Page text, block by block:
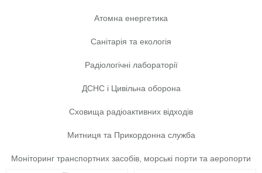
Атомна енергетика
Санітарія та екологія
Радіологічні лабораторії
ДСНС і Цивільна оборона
Сховища радіоактивних відходів
Митниця та Прикордонна служба
Моніторинг транспортних засобів, морські порти та аеропорти